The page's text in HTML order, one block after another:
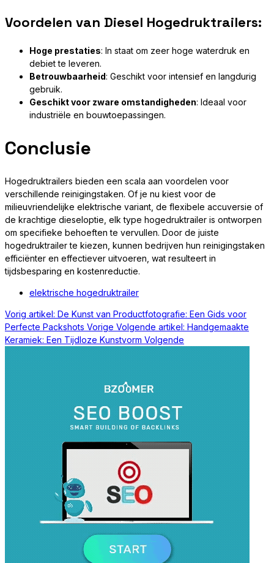
Voordelen van Diesel Hogedruktrailers:
Hoge prestaties: In staat om zeer hoge waterdruk en
debiet te leveren.
Betrouwbaarheid: Geschikt voor intensief en langdurig
gebruik.
Geschikt voor zware omstandigheden: Ideaal voor
industriële en bouwtoepassingen.
Conclusie
Hogedruktrailers bieden een scala aan voordelen voor
verschillende reinigingstaken. Of je nu kiest voor de
milieuvriendelijke elektrische variant, de flexibele accuversie of
de krachtige dieseloptie, elk type hogedruktrailer is ontworpen
om specifieke behoeften te vervullen. Door de juiste
hogedruktrailer te kiezen, kunnen bedrijven hun reinigingstaken
efficiënter en effectiever uitvoeren, wat resulteert in
tijdsbesparing en kostenreductie.
elektrische hogedruktrailer
Vorig artikel: De Kunst van Productfotografie: Een Gids voor
Perfecte Packshots Vorige Volgende artikel: Handgemaakte
Keramiek: Een Tijdloze Kunstvorm Volgende